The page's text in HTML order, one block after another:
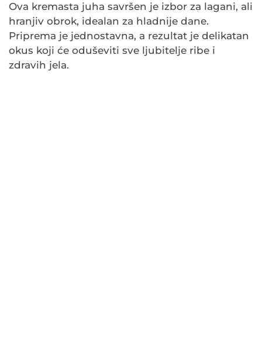
Ova kremasta juha savršen je izbor za lagani, ali
hranjiv obrok, idealan za hladnije dane.
Priprema je jednostavna, a rezultat je delikatan
okus koji će oduševiti sve ljubitelje ribe i
zdravih jela.